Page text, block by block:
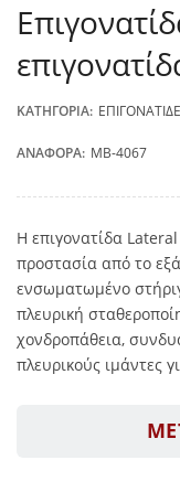
ΚΑΤΗΓΟΡΊΑ:
ΑΝΑΦΟΡΆ: MB-4067
Η επιγονατίδα
προστασία από το
ενσωματωμένο
πλευρική
χονδροπάθεια,
πλευρικούς ιμάντες